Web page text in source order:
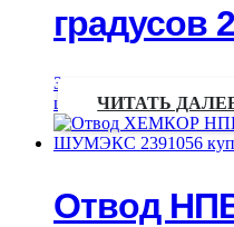
градусов
Запрос
цены
ЧИТАТЬ
Отвод